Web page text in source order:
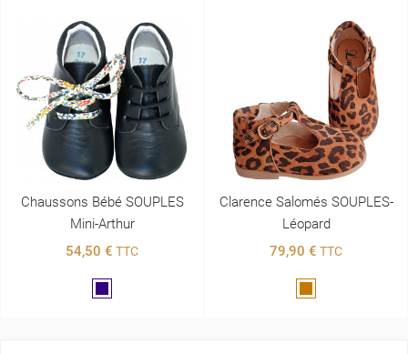
Chaussons Bébé SOUPLES
Mini-Arthur
54,50 € TTC
Clarence Salomés SOUPLES-
Léopard
79,90 € TTC